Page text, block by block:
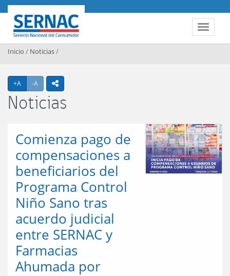
Contenido principal
Toggle
SERNAC
Inicio / Noticias/
+A Agrandar texto
-A Achicar textoicono compartir
Noticias
Comienza pago de
compensaciones a
beneficiarios del
Programa Control
Niño Sano tras
acuerdo judicial
entre SERNAC y
Farmacias
Ahumada por